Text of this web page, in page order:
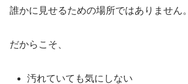
誰かに見せるための場所ではありません。
だからこそ、
汚れていても気にしない